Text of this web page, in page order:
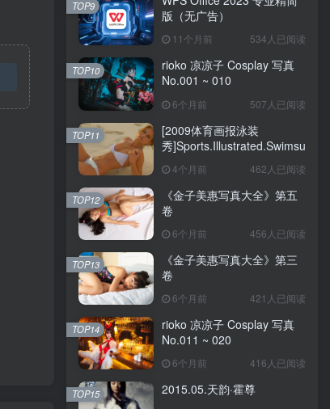
版（无广告）
11个月前 534人已阅读
TOP9
rioko 凉凉子 Cosplay 写真
No.001 ~ 010
6个月前 507人已阅读
TOP10
[2009体育画报泳装
秀
4个月前 462人已阅读
TOP11
《金子美惠写真大全》第五
卷
6个月前 456人已阅读
TOP12
《金子美惠写真大全》第三
卷
6个月前 421人已阅读
TOP13
rioko 凉凉子 Cosplay 写真
No.011 ~ 020
6个月前 416人已阅读
TOP14
2015.05.天韵·霍尊
TOP15